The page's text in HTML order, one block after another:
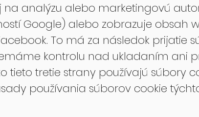
analýzu alebo marketingovú
Google) alebo zobrazuje obsah
To má za následok prijatie
kontrolu nad ukladaním ani
tieto tretie strany používajú súbory
používania súborov cookie